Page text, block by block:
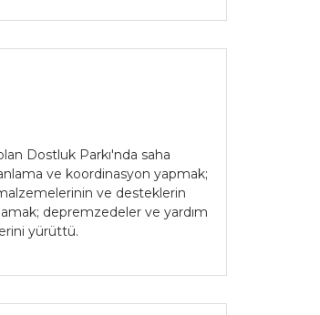
Dostluk Parkı'nda saha
ve koordinasyon yapmak;
ve desteklerin
depremzedeler ve yardım
yürüttü.